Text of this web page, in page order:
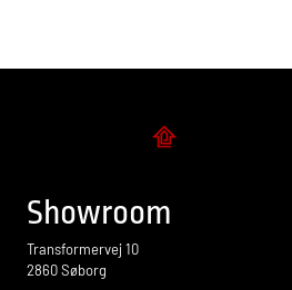
Showroom
Transformervej 10
2860 Søborg